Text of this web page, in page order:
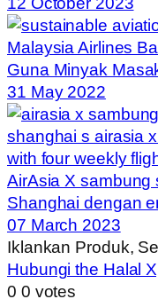
Malaysia Airlines
Guna Minyak
31 May 2022
AirAsia X sambung
Shanghai dengan
07 March 2023
Iklankan Produk,
Hubungi the Halal
0 0 votes